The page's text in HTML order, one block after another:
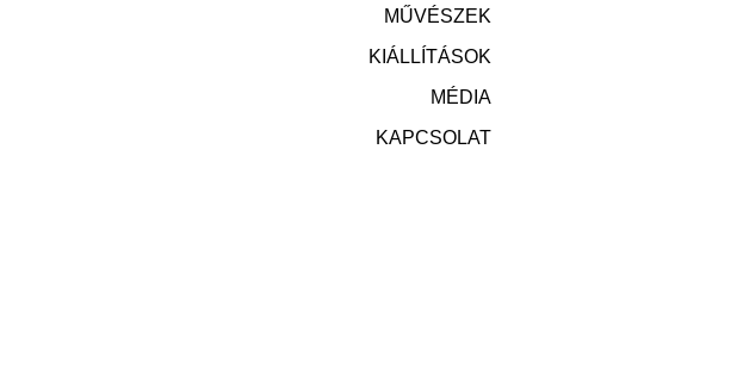
MŰVÉSZEK
KIÁLLÍTÁSOK
MÉDIA
KAPCSOLAT